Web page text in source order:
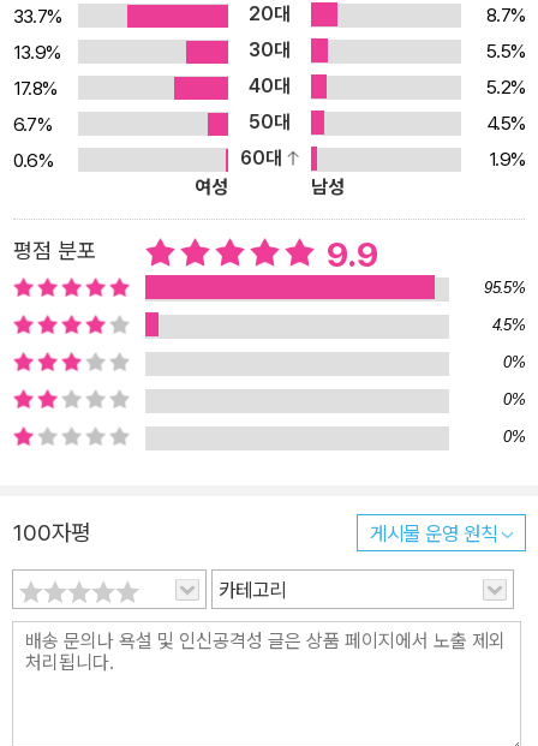
있도록 신기능 별책부록을 제공하고 있다. 효율적 학습 계획으로 필
수 기능을 공략하고, 기본 기능과 실무 예제를 무작정 따라한 후 심화
학습으로 기초를 탄탄히 쌓으면 포토샵&일러스트레이터를 제대로 활
용할 수 있다. 이미지 편집부터 감각적 드로잉까지, 단 한 권으로 배우
는 포토샵&일러스트레이터 CC 2021 어도비에서 새롭게 선보인 포
토샵&일러스트레이터 CC 2021 버전에서는 더욱 발전된 AI 기능을
이용하여 입문자도 쉽게 포토샵과 일러스트레이터를 사용할 수 있도
록 구성되어 있습니다. 포토샵을 처음 사용하는 사용자라도 포토샵 H
elp 기능을 이용하면 모르는 기능도 손쉽게 검색, 학습할 수 있 으며,
포토샵에서 자주 사용하는 기능들을 액션 기능으로 제작이 가능합니
다. 자연스러운 얼굴 변형부터 컬러링, 더욱 섬세해진 영역 선택 기능
등 새로운 기능들은 사용자의 작업 시간과 노력은 줄이면서 포토샵
결과물은 경력 디자이너의 작업처럼 고품질의 결과물을 얻을 수 있을
상자에서 문자를 정렬할 수 있습니다. 글꼴을 아웃라인 시키지 않아
도 오브젝트 정렬 이 가능하며, 장소에 상관없이 아이패드에서 일러
스트레이터 작업이 가능하게 되었습니다. 이러한 CC 2021 의 신기
능들은 작업자의 편의를 높이고 작업 속도를 줄여줍니다. ‘포토샵&일
러스트레이터 CC 2020 무작정 따라하기’는 업그레이드된 신기능을
33.7%
20대
8.7%
13.9%
30대
5.5%
17.8%
40대
5.2%
6.7%
50대
4.5%
0.6%
60대
1.9%
여성
남성
평점 분포 9.9
95.5%
4.5%
0%
0%
0%
100자평 게시물 운영 원칙
카테고리